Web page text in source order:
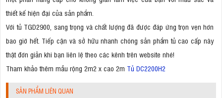
thiết kế hiện đại của sản phẩm.
Với tủ TGD2900, sang trọng và chất lượng đã được đáp ứng trọn vẹn hơn
bao giờ hết. Tiếp cận và sở hữu nhanh chóng sản phẩm tủ cao cấp này
thật đơn giản khi bạn liên lệ theo các kênh trên website nhé!
Tham khảo thêm mẫu rộng 2m2 x cao 2m Tủ DC2200H2
SẢN PHẨM LIÊN QUAN